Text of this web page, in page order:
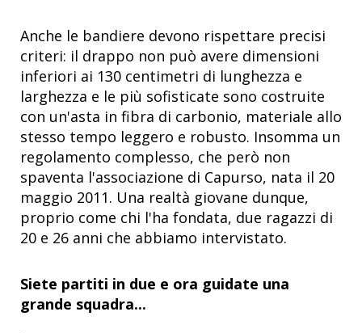
Anche le bandiere devono rispettare precisi
criteri: il drappo non può avere dimensioni
inferiori ai 130 centimetri di lunghezza e
larghezza e le più sofisticate sono costruite
con un'asta in fibra di carbonio, materiale allo
stesso tempo leggero e robusto. Insomma un
regolamento complesso, che però non
spaventa l'associazione di Capurso, nata il 20
maggio 2011. Una realtà giovane dunque,
proprio come chi l'ha fondata, due ragazzi di
20 e 26 anni che abbiamo intervistato.
Siete partiti in due e ora guidate una
grande squadra...